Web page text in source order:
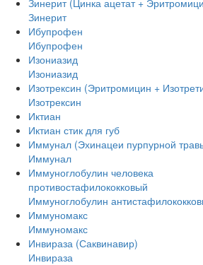
Зинерит (Цинка ацетат +
Зинерит
Ибупрофен
Ибупрофен
Изониазид
Изониазид
Изотрексин (Эритромицин +
Изотрексин
Иктиан
Иктиан стик для губ
Иммунал (Эхинацеи пурпурной
Иммунал
Иммуноглобулин человека
противостафилококковый
Иммуноглобулин
Иммуномакс
Иммуномакс
Инвираза (Саквинавир)
Инвираза